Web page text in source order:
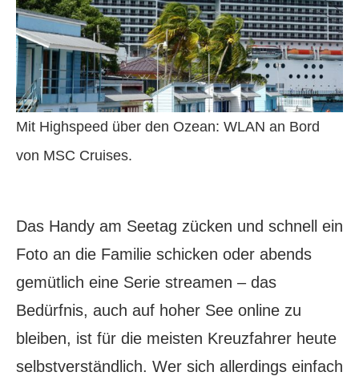
Mit Highspeed über den Ozean: WLAN an Bord
von MSC Cruises.
Das Handy am Seetag zücken und schnell ein
Foto an die Familie schicken oder abends
gemütlich eine Serie streamen – das
Bedürfnis, auch auf hoher See online zu
bleiben, ist für die meisten Kreuzfahrer heute
selbstverständlich. Wer sich allerdings einfach